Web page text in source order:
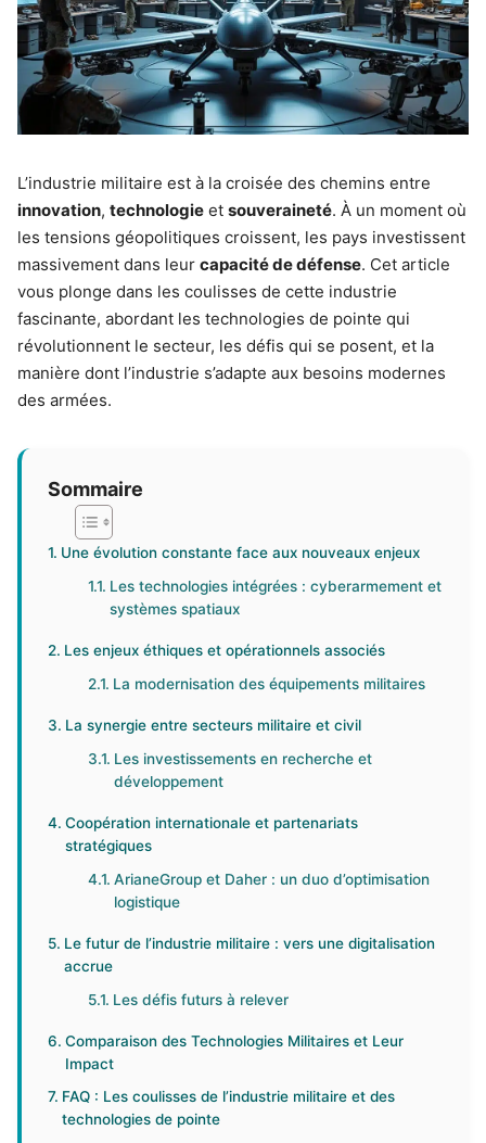
L’industrie militaire est à la croisée des chemins entre
innovation, technologie et souveraineté. À un moment où
les tensions géopolitiques croissent, les pays investissent
massivement dans leur capacité de défense. Cet article
vous plonge dans les coulisses de cette industrie
fascinante, abordant les technologies de pointe qui
révolutionnent le secteur, les défis qui se posent, et la
manière dont l’industrie s’adapte aux besoins modernes
des armées.
Sommaire
Une évolution constante face aux nouveaux enjeux
Les technologies intégrées : cyberarmement et
systèmes spatiaux
Les enjeux éthiques et opérationnels associés
La modernisation des équipements militaires
La synergie entre secteurs militaire et civil
Les investissements en recherche et
développement
Coopération internationale et partenariats
stratégiques
ArianeGroup et Daher : un duo d’optimisation
logistique
Le futur de l’industrie militaire : vers une digitalisation
accrue
Les défis futurs à relever
Comparaison des Technologies Militaires et Leur
Impact
FAQ : Les coulisses de l’industrie militaire et des
technologies de pointe